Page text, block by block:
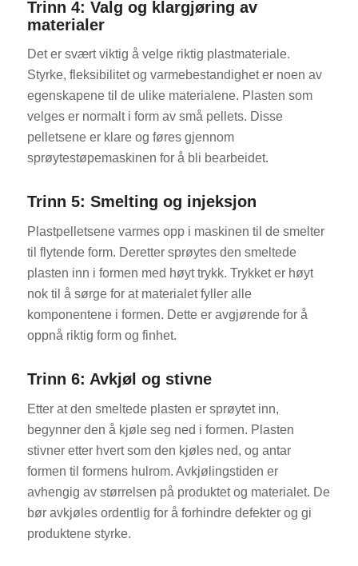
Trinn 4: Valg og klargjøring av
materialer
Det er svært viktig å velge riktig plastmateriale.
Styrke, fleksibilitet og varmebestandighet er noen av
egenskapene til de ulike materialene. Plasten som
velges er normalt i form av små pellets. Disse
pelletsene er klare og føres gjennom
sprøytestøpemaskinen for å bli bearbeidet.
Trinn 5: Smelting og injeksjon
Plastpelletsene varmes opp i maskinen til de smelter
til flytende form. Deretter sprøytes den smeltede
plasten inn i formen med høyt trykk. Trykket er høyt
nok til å sørge for at materialet fyller alle
komponentene i formen. Dette er avgjørende for å
oppnå riktig form og finhet.
Trinn 6: Avkjøl og stivne
Etter at den smeltede plasten er sprøytet inn,
begynner den å kjøle seg ned i formen. Plasten
stivner etter hvert som den kjøles ned, og antar
formen til formens hulrom. Avkjølingstiden er
avhengig av størrelsen på produktet og materialet. De
bør avkjøles ordentlig for å forhindre defekter og gi
produktene styrke.